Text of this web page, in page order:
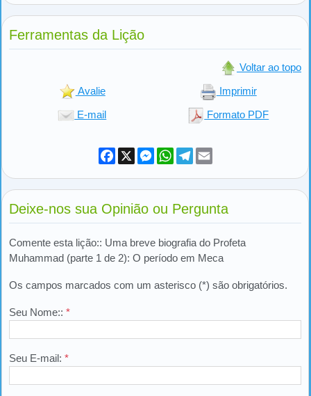
Ferramentas da Lição
Voltar ao topo
Avalie Imprimir
E-mail Formato PDF
Facebook
X Messenger
WhatsApp
Telegram
Deixe-nos sua Opinião ou Pergunta
Comente esta lição:: Uma breve biografia do Profeta
Muhammad (parte 1 de 2): O período em Meca
Os campos marcados com um asterisco (*) são obrigatórios.
Seu Nome:: *
Seu E-mail: *